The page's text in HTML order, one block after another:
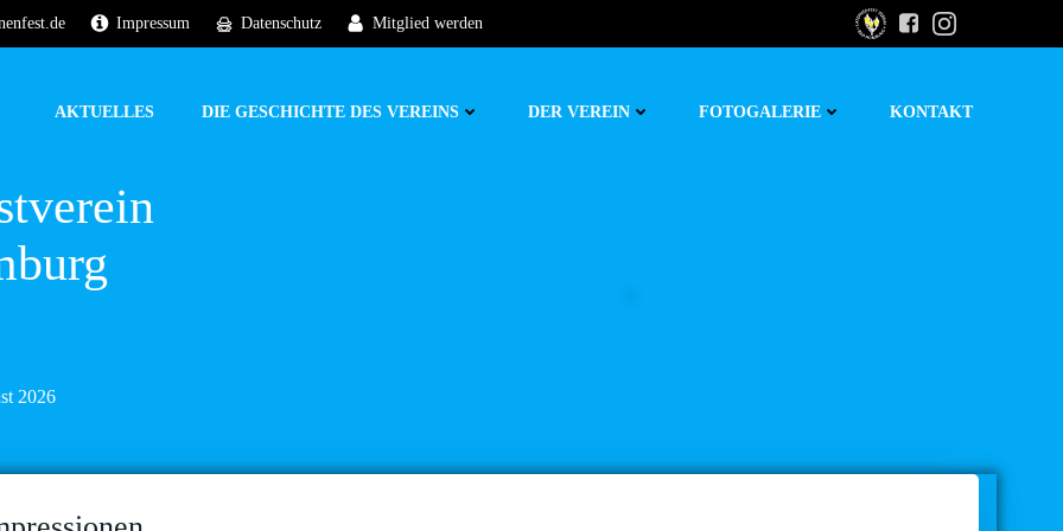
Impressum Datenschutz Mitglied werden
AKTUELLES DIE GESCHICHTE DES VEREINS DER VEREIN FOTOGALERIE KONTAKT
2026